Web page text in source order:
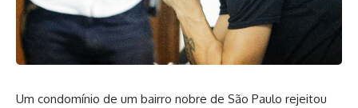
Um condomínio de um bairro nobre de São Paulo rejeitou